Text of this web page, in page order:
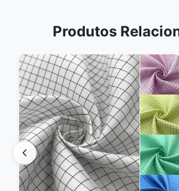
Produtos